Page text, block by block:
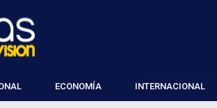
ECONOMÍA INTERNACIONAL